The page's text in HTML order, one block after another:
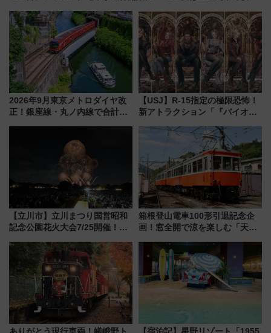
2026年9月東京メトロダイヤ改
正！銀座線・丸ノ内線で合計
【USJ】R-15指定の極限恐怖！
新アトラクション「『バイオハ
ブ」今秋登場 ―予測不能の恐
怖に泣き叫べ―
【立川市】立川まつり国営昭和
記念公園花火大会7/25開催！
混雑に要注意、その理由は
箱根登山電車100形引退記念企
画！窓全開で涼を楽しむ「天然
発売